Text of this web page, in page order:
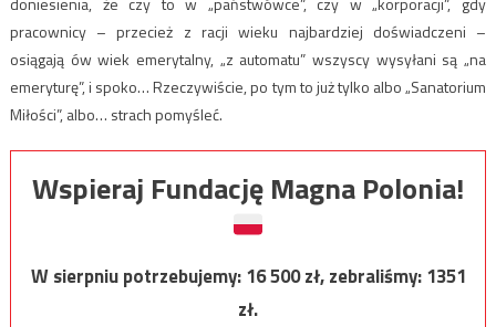
pracownicy – przecież z racji wieku najbardziej doświadczeni –
osiągają ów wiek emerytalny, „z automatu” wszyscy wysyłani są „na
emeryturę”, i spoko… Rzeczywiście, po tym to już tylko albo „Sanatorium
Miłości”, albo… strach pomyśleć.
Wspieraj Fundację Magna Polonia!
W sierpniu potrzebujemy:16 500zł, zebraliśmy:1351
zł.